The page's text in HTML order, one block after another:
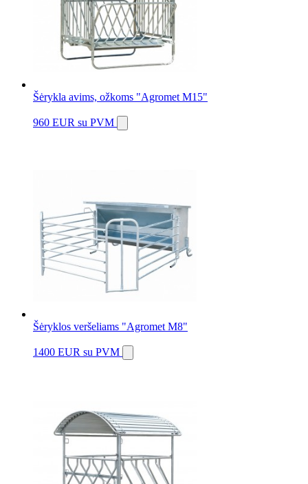
Šėrykla avims, ožkoms "Agromet M15"
960 EUR su PVM
Šėryklos veršeliams "Agromet M8"
1400 EUR su PVM